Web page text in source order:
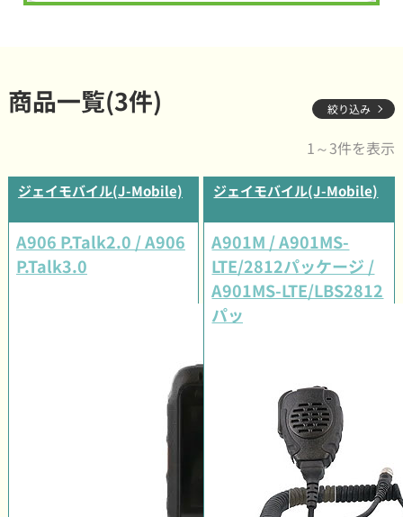
商品一覧(3件) 絞り込み
1～3件を表示
ジェイモバイル(J-Mobile)
A906 P.Talk2.0 / A906
P.Talk3.0
ジェイモバイル(J-Mobile)
A901M / A901MS-
LTE/2812パッケージ /
A901MS-LTE/LBS2812
パッケージ